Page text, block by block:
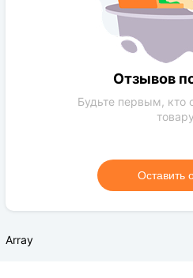
Отзывов
Будьте первым, кто
Оставить
Array